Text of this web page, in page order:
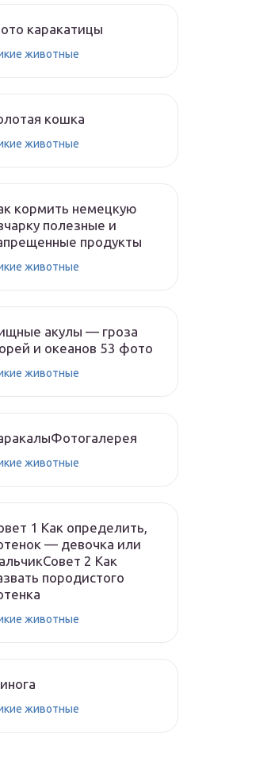
каракатицы
животные
кошка
животные
кормить немецкую
полезные и
продукты
животные
акулы — гроза
и океанов 53 фото
животные
животные
1 Как определить,
— девочка или
2 Как
породистого
животные
животные